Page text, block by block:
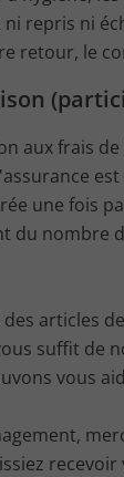
repris ni
retour, le
aux frais de
est
une fois
du nombre
des articles
suffit de
vous